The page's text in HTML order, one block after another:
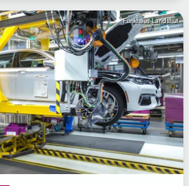
Funkhaus Landshut